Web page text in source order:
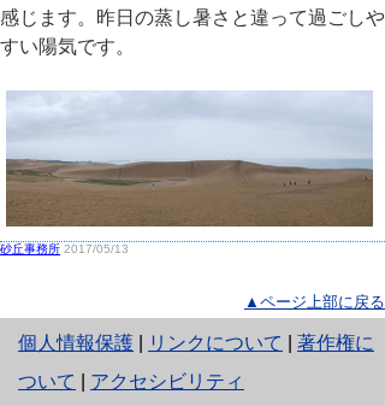
感じます。昨日の蒸し暑さと違って過ごしや
すい陽気です。
砂丘事務所 2017/05/13
▲ページ上部に戻る
個人情報保護
と
り
リンクについて
著作権に
ついて
アクセシビリティ